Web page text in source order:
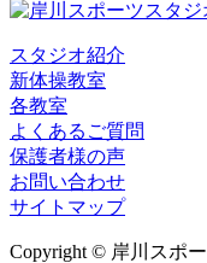
スタジオ紹介
新体操教室
各教室
よくあるご質問
保護者様の声
お問い合わせ
サイトマップ
Copyright © 岸川スポ